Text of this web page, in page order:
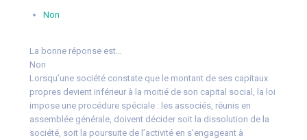
Non
La bonne réponse est…
Non
Lorsqu’une société constate que le montant de ses capitaux
propres devient inférieur à la moitié de son capital social, la loi
impose une procédure spéciale : les associés, réunis en
assemblée générale, doivent décider soit la dissolution de la
société, soit la poursuite de l’activité en s’engageant à